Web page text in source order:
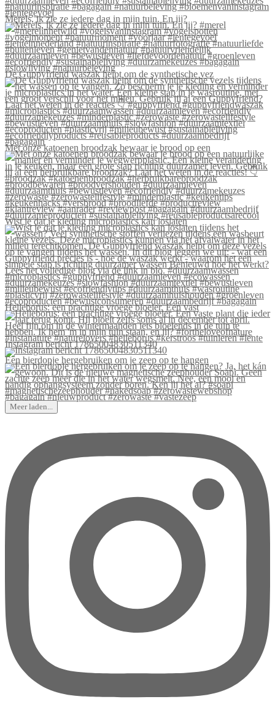
Merels, ik zie ze iedere dag in mijn tuin. En jij?
De Guppyfriend waszak helpt om de synthetische vez
Met onze katoenen broodzak bewaar je brood op een
Wist je dat je kleding microplastics kan loslaten
Helleborus: een prachtige vroege bloeier. Een vast
Instagram bericht 17865004830511340
Een bierdopje hergebruiken om je zeep op te hangen
Meer laden...